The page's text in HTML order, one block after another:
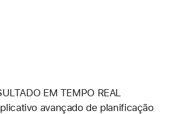
EM TEMPO REAL
avançado de planificação